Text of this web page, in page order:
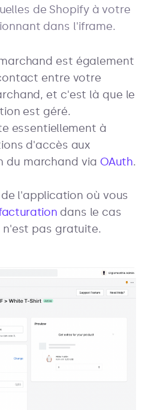
de Shopify à votre
dans l'iframe.
est également
entre votre
et c'est là que le
est géré.
essentiellement à
d'accès aux
du marchand via OAuth.
l'application où vous
dans le cas
pas gratuite.